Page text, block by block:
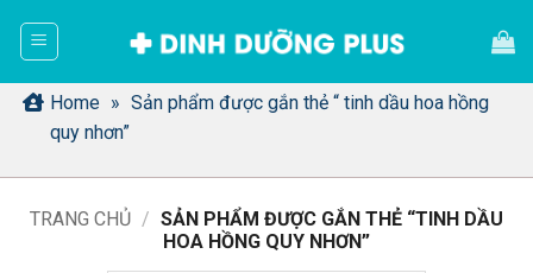
dung Home » Sản phẩm được gắn thẻ “ tinh dầu hoa hồng
quy nhơn”
TRANG CHỦ / SẢN PHẨM ĐƯỢC GẮN THẺ “TINH DẦU
HOA HỒNG QUY NHƠN”